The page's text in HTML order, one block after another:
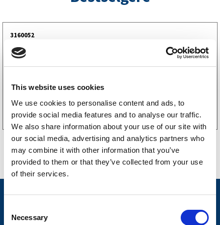
This website uses cookies
We use cookies to personalise content and ads, to
provide social media features and to analyse our traffic.
We also share information about your use of our site with
our social media, advertising and analytics partners who
may combine it with other information that you’ve
provided to them or that they’ve collected from your use
of their services.
Necessary
3160052
LGF skilt Selvklebende
256
Kjøp på nett
Nyheter
Tilhengermerke